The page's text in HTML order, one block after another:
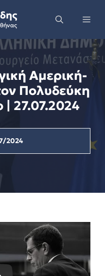
Αμερική-
Πολυδεύκη
27.07.2024
2024